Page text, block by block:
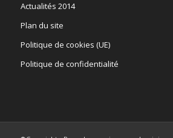
Actualités 2014
Plan du site
Politique de cookies (UE)
Politique de confidentialité